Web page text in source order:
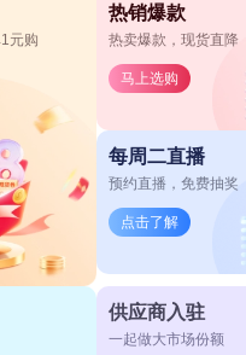
元购
热销爆款
热卖爆款，现货直降
马上选购
每周二直播
预约直播，免费抽奖
点击了解
供应商入驻
一起做大市场份额